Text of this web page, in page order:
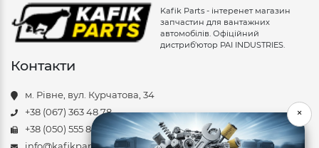
Kafik Parts - інтеренет магазин
запчастин для вантажних
автомобілів. Офіційний
дистриб'ютор PAI INDUSTRIES.
Контакти
м. Рівне, вул. Курчатова, 34
+38 (067) 363 48 78
+38 (050) 555 85 88
×